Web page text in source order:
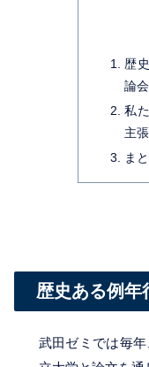
歴
論会
私
主張
ま
歴史ある例年
武田ゼミでは毎